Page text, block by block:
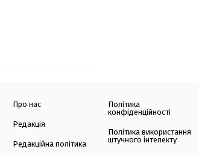
Про нас
Редакція
Редакційна політика
Політика
конфіденційності
Політика використання
штучного інтелекту